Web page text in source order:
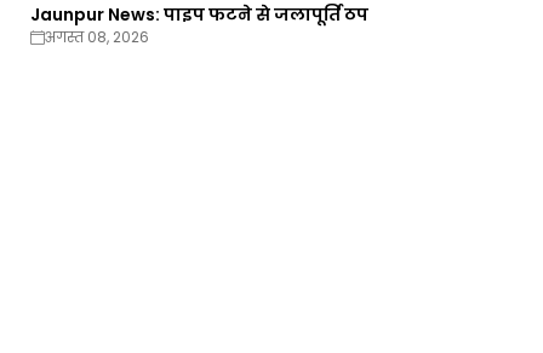
Jaunpur News: पाइप फटने से जलापूर्ति ठप
अगस्त 08, 2026